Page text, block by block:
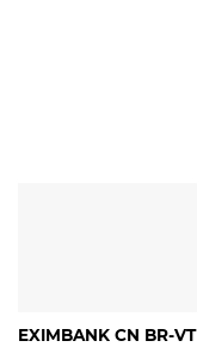
EXIMBANK CN BR-VT